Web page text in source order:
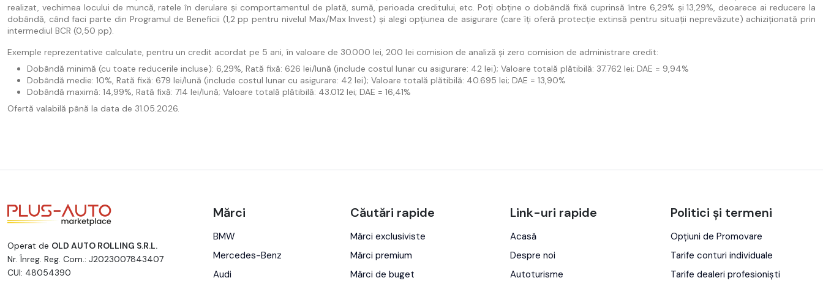
realizat, vechimea locului de muncă, ratele în derulare și comportamentul de plată, sumă, perioada creditului, etc. Poți obține o dobândă fixă cuprinsă între 6,29% și 13,29%, deoarece ai reducere la
dobândă, când faci parte din Programul de Beneficii (1,2 pp pentru nivelul Max/Max Invest) și alegi opțiunea de asigurare (care îți oferă protecție extinsă pentru situații neprevăzute) achiziționată prin
intermediul BCR (0,50 pp).
Exemple reprezentative calculate, pentru un credit acordat pe 5 ani, în valoare de 30.000 lei, 200 lei comision de analiză și zero comision de administrare credit:
Dobândă minimă (cu toate reducerile incluse): 6,29%, Rată fixă: 626 lei/lună (include costul lunar cu asigurare: 42 lei); Valoare totală plătibilă: 37.762 lei; DAE = 9,94%
Dobândă medie: 10%, Rată fixă: 679 lei/lună (include costul lunar cu asigurare: 42 lei); Valoare totală plătibilă: 40.695 lei; DAE = 13,90%
Dobândă maximă: 14,99%, Rată fixă: 714 lei/lună; Valoare totală plătibilă: 43.012 lei; DAE = 16,41%
Ofertă valabilă până la data de 31.05.2026.
Operat de OLD AUTO ROLLING S.R.L.
Nr. Înreg. Reg. Com.: J2023007843407
CUI: 48054390
Mărci
BMW
Mercedes-Benz
Audi
Căutări rapide
Mărci exclusiviste
Mărci premium
Mărci de buget
Link-uri rapide
Acasă
Despre noi
Autoturisme
Politici și termeni
Opțiuni de Promovare
Tarife conturi individuale
Tarife dealeri profesioniști